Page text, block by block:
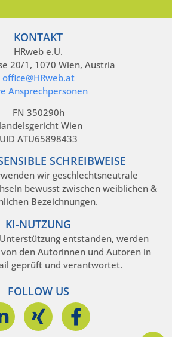
KONTAKT
HRweb e.U.
20/1, 1070 Wien, Austria
office@HRweb.at
Ansprechpersonen
FN 350290h
Wien
UID ATU65898433
SCHREIBWEISE
wir geschlechtsneutrale
bewusst zwischen weiblichen &
Bezeichnungen.
KI-NUTZUNG
entstanden, werden
den Autorinnen und Autoren in
geprüft und verantwortet.
FOLLOW US